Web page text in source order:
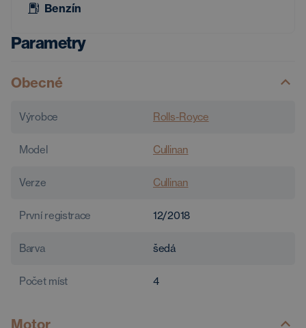
Benzín
Parametry
Obecné
Výrobce Rolls-Royce
Model Cullinan
Verze Cullinan
První registrace 12/2018
Barva šedá
Počet míst 4
Motor